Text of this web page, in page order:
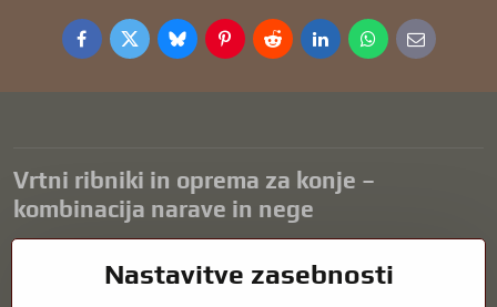
FacebookTwitterBlueskyPinterestRedditLinkedInWhatsApp
E-
mail
Vrtni ribniki in oprema za konje –
kombinacija narave in nege
harmonično okolje za sprostitev in življenje vodnih živali. Pravilna
Nastavitve zasebnosti